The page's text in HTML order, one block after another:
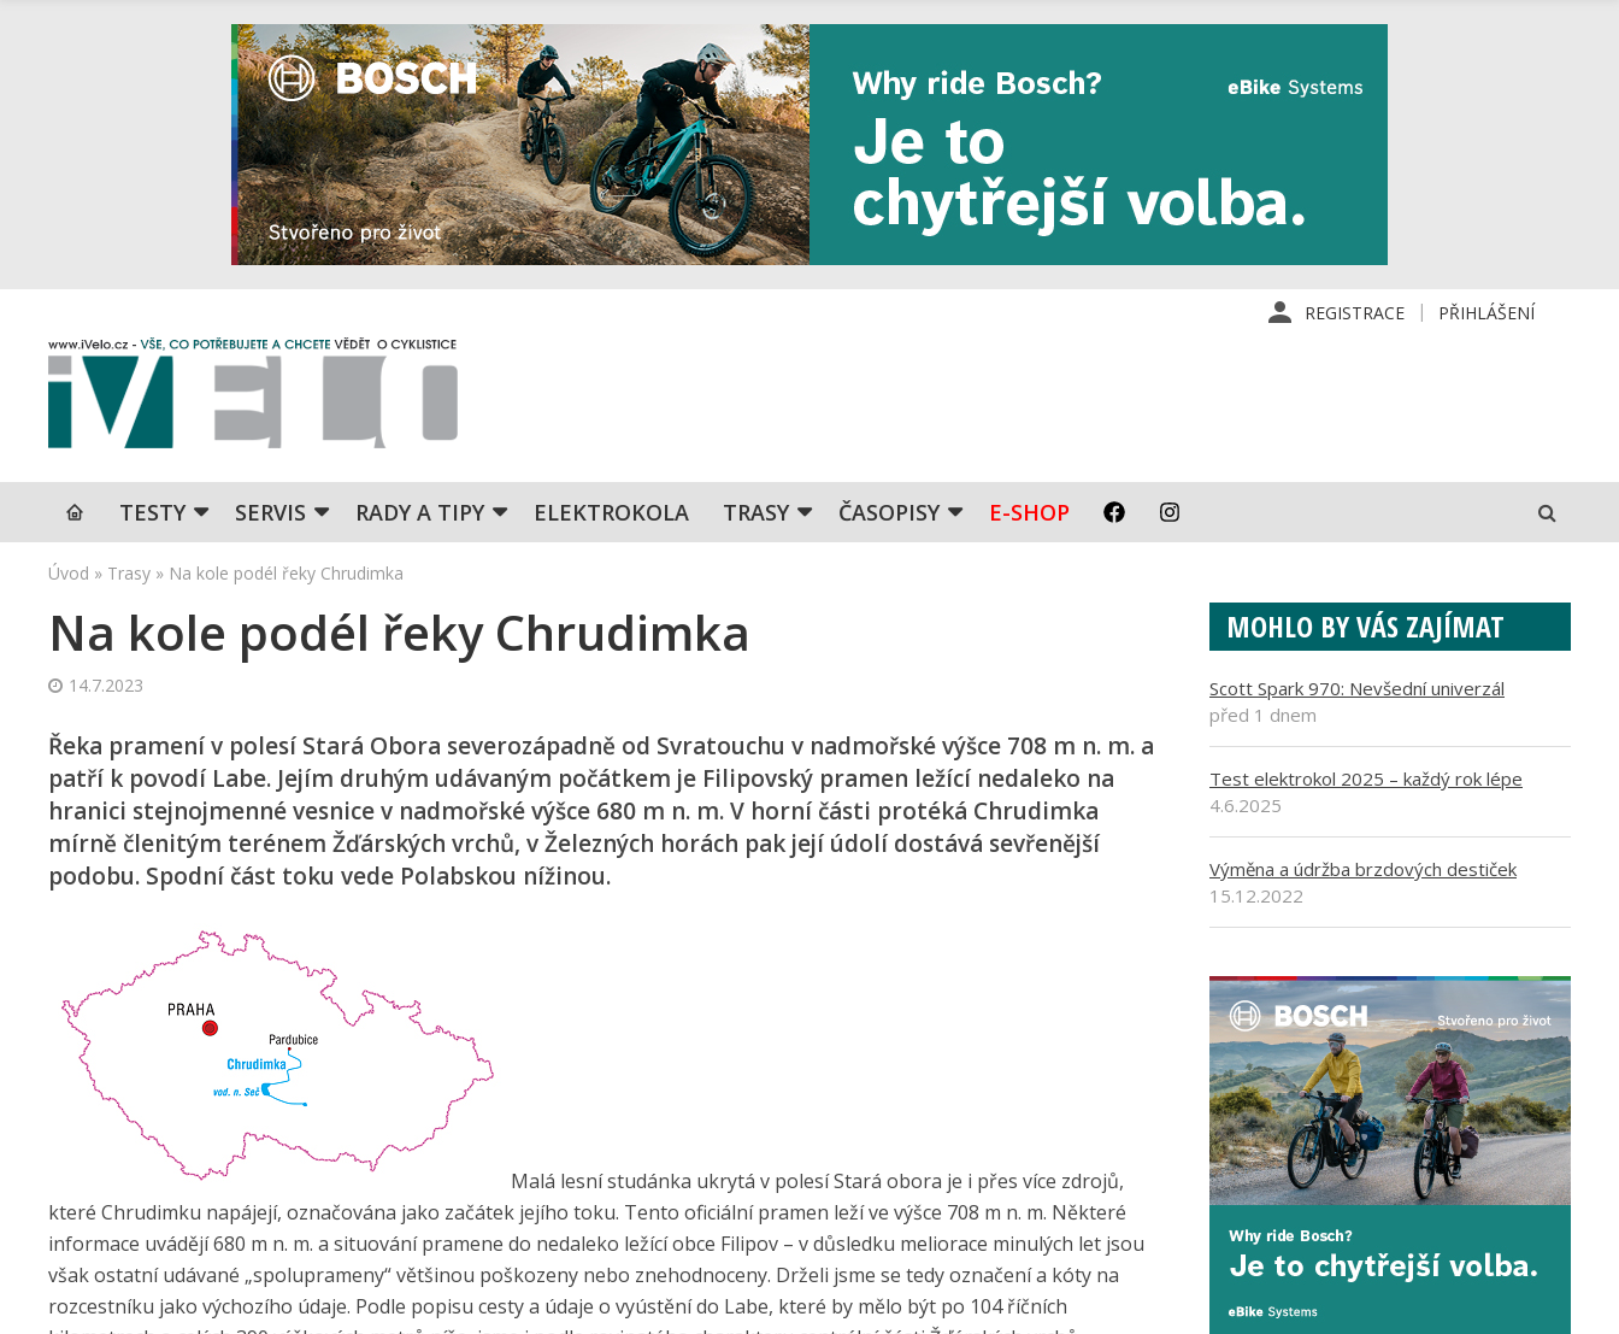
REGISTRACE PŘIHLÁŠENÍ
TESTY SERVIS RADY A TIPY ELEKTROKOLA TRASY ČASOPISY E-SHOP
Úvod » Trasy » Na kole podél řeky Chrudimka
Na kole podél řeky Chrudimka
14.7.2023
Řeka pramení v polesí Stará Obora severozápadně od Svratouchu v nadmořské výšce 708 m n. m. a
patří k povodí Labe. Jejím druhým udávaným počátkem je Filipovský pramen ležící nedaleko na
hranici stejnojmenné vesnice v nadmořské výšce 680 m n. m. V horní části protéká Chrudimka
mírně členitým terénem Žďárských vrchů, v Železných horách pak její údolí dostává sevřenější
podobu. Spodní část toku vede Polabskou nížinou.
Malá lesní studánka ukrytá v polesí Stará obora je i přes více zdrojů,
které Chrudimku napájejí, označována jako začátek jejího toku. Tento oficiální pramen leží ve výšce 708 m n. m. Některé
informace uvádějí 680 m n. m. a situování pramene do nedaleko ležící obce Filipov – v důsledku meliorace minulých let jsou
však ostatní udávané „spoluprameny“ většinou poškozeny nebo znehodnoceny. Drželi jsme se tedy označení a kóty na
rozcestníku jako výchozího údaje. Podle popisu cesty a údaje o vyústění do Labe, které by mělo být po 104 říčních
MOHLO BY VÁS ZAJÍMAT
Scott Spark 970: Nevšední univerzál
před 1 dnem
Test elektrokol 2025 – každý rok lépe
4.6.2025
Výměna a údržba brzdových destiček
15.12.2022